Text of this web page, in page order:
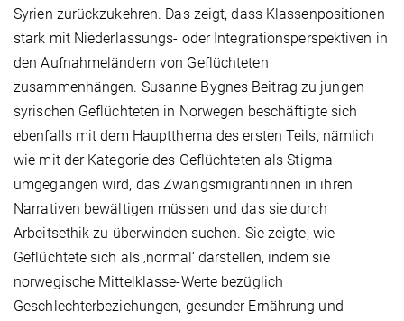
Syrien zurückzukehren. Das zeigt, dass Klassenpositionen
stark mit Niederlassungs- oder Integrationsperspektiven in
den Aufnahmeländern von Geflüchteten
zusammenhängen. Susanne Bygnes Beitrag zu jungen
syrischen Geflüchteten in Norwegen beschäftigte sich
ebenfalls mit dem Hauptthema des ersten Teils, nämlich
wie mit der Kategorie des Geflüchteten als Stigma
umgegangen wird, das Zwangsmigrantinnen in ihren
Narrativen bewältigen müssen und das sie durch
Arbeitsethik zu überwinden suchen. Sie zeigte, wie
Geflüchtete sich als ‚normal‘ darstellen, indem sie
norwegische Mittelklasse-Werte bezüglich
Geschlechterbeziehungen, gesunder Ernährung und